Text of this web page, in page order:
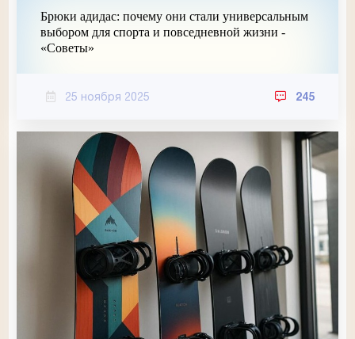
Брюки адидас: почему они стали универсальным
выбором для спорта и повседневной жизни -
«Советы»
25 ноября 2025 245